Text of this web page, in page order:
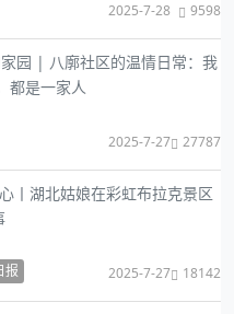
2025-7-28 9598
园 | 八廓社区的温情日常：我
都是一家人
2025-7-27 27787
丨湖北姑娘在彩虹布拉克景区
报 2025-7-27 18142